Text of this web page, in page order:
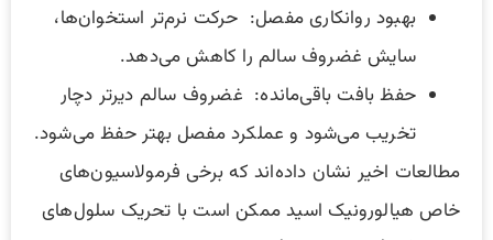
بهبود روانکاری مفصل: حرکت نرم‌تر استخوان‌ها،
سایش غضروف سالم را کاهش می‌دهد.
حفظ بافت باقی‌مانده: غضروف سالم دیرتر دچار
تخریب می‌شود و عملکرد مفصل بهتر حفظ می‌شود.
مطالعات اخیر نشان داده‌اند که برخی فرمولاسیون‌های
خاص هیالورونیک اسید ممکن است با تحریک سلول‌های